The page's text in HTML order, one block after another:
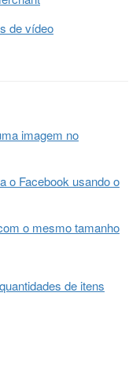
de vídeo
imagem no
o Facebook usando o
o mesmo tamanho
de itens